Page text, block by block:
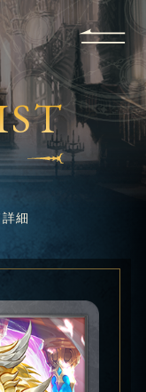
APPLICATION
細